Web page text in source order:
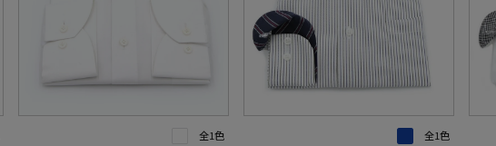
全1色 全1色